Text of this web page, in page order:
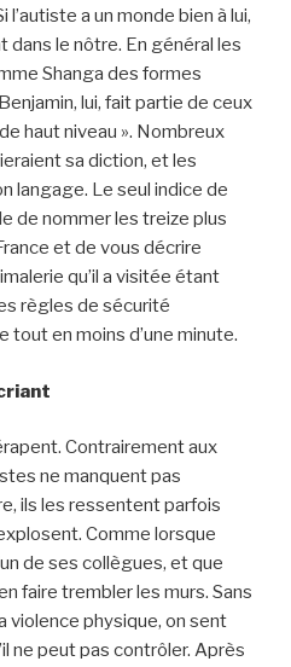
l’autiste a un monde bien à lui,
le nôtre. En général les
Shanga des formes
lui, fait partie de ceux
haut niveau ». Nombreux
sa diction, et les
langage. Le seul indice de
de nommer les treize plus
et de vous décrire
qu’il a visitée étant
règles de sécurité
tout en moins d’une minute.
Contrairement aux
ne manquent pas
ils les ressentent parfois
Comme lorsque
de ses collègues, et que
faire trembler les murs. Sans
violence physique, on sent
ne peut pas contrôler. Après